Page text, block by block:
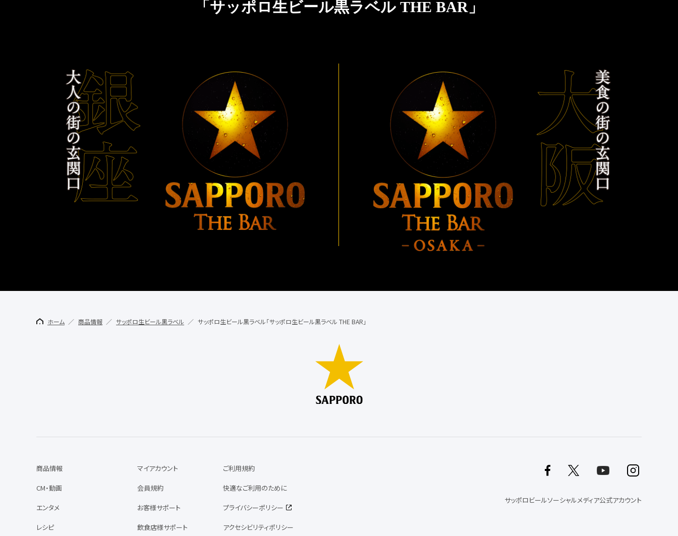
「サッポロ生ビール黒ラベル THE BAR」
ホーム 商品情報 サッポロ生ビール黒ラベル サッポロ生ビール黒ラベル「サッポロ生ビール黒ラベル THE BAR」
サッポロビールソーシャルメディア公式アカウント
商品情報
CM・動画
エンタメ
レシピ
マイアカウント
会員規約
お客様サポート
飲食店様サポート
ご利用規約
快適なご利用のために
プライバシーポリシー
アクセシビリティポリシー